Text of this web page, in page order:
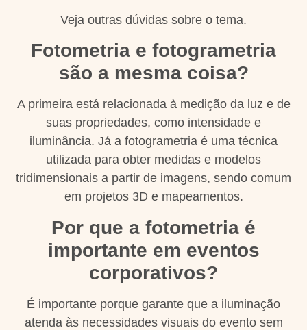
Veja outras dúvidas sobre o tema.
Fotometria e fotogrametria
são a mesma coisa?
A primeira está relacionada à medição da luz e de
suas propriedades, como intensidade e
iluminância. Já a fotogrametria é uma técnica
utilizada para obter medidas e modelos
tridimensionais a partir de imagens, sendo comum
em projetos 3D e mapeamentos.
Por que a fotometria é
importante em eventos
corporativos?
É importante porque garante que a iluminação
atenda às necessidades visuais do evento sem